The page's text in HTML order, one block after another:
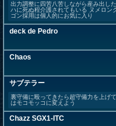
出力調整に四苦八苦しながら産み出し
ハに死ぬ程介護されてもいる ヌメロン
ゴン採用は個人的にお気に入り
deck de Pedro
Chaos
サブテラー
裏守備に殴ってきたら超守備力を上げ
はモコモッコに変えよう
Chazz SGX1-ITC